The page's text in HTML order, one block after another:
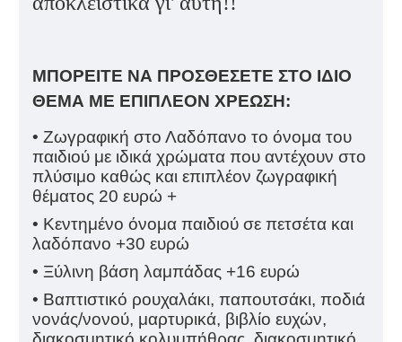
ΜΠΟΡΕΙΤΕ ΝΑ ΠΡΟΣΘΕΣΕΤΕ ΣΤΟ ΙΔΙΟ
ΘΕΜΑ ΜΕ ΕΠΙΠΛΕΟΝ ΧΡΕΩΣΗ:
• Ζωγραφική στο Λαδόπανο το όνομα του
παιδιού με ιδικά χρώματα που αντέχουν στο
πλύσιμο καθώς και επιπλέον ζωγραφική
θέματος 20 ευρώ +
• Κεντημένο όνομα παιδιού σε πετσέτα και
λαδόπανο +30 ευρώ
• Ξύλινη βάση λαμπάδας +16 ευρώ
• Βαπτιστικό ρουχαλάκι, παπουτσάκι, ποδιά
νονάς/νονού, μαρτυρικά, βιβλίο ευχών,